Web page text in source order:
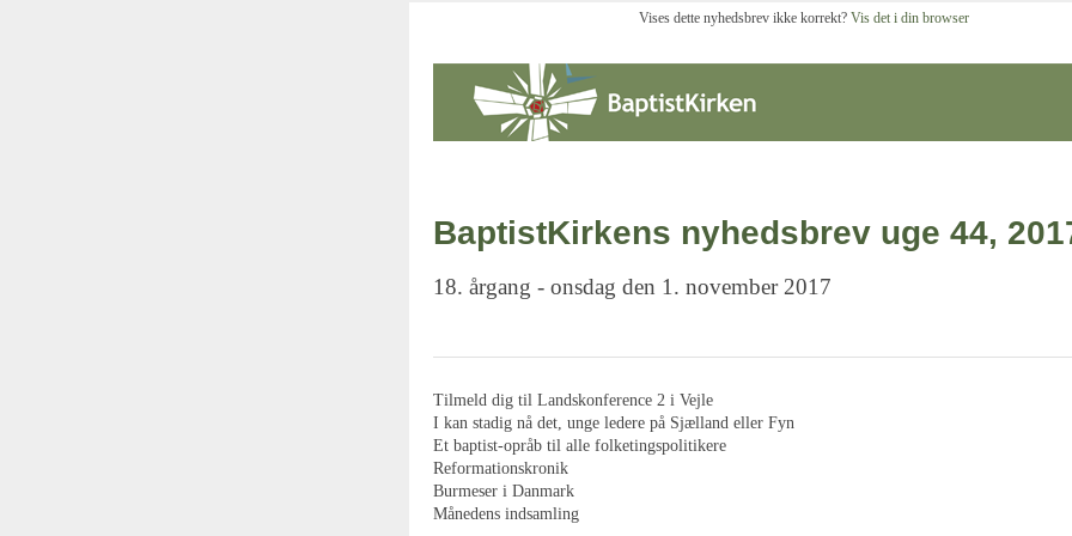
Vises dette nyhedsbrev ikke korrekt? Vis det i din browser
BaptistKirkens nyhedsbrev uge 44,
18. årgang - onsdag den 1. november 2017
Tilmeld dig til Landskonference 2 i Vejle
I kan stadig nå det, unge ledere på Sjælland eller Fyn
Et baptist-opråb til alle folketingspolitikere
Reformationskronik
Burmeser i Danmark
Månedens indsamling